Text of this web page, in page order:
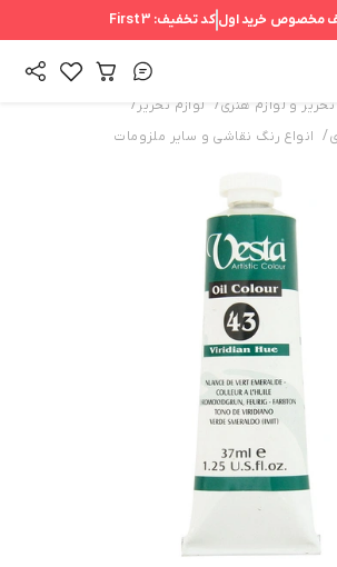
مخصوص خرید اول کد تخفیف: First3
تحریر و لوازم هنری/ لوازم تحریر /
/ انواع رنگ‌ نقاشی و سایر ملزومات